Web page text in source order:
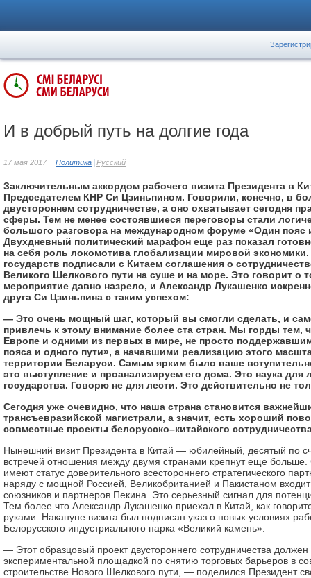
И в добрый путь на долгие года
17 мая 2017 Политика Русский
Заключительным аккордом рабочего визита Президента в
Председателем КНР Си Цзиньпином. Говорили, конечно, в
двустороннем сотрудничестве, а оно охватывает сегодня
сферы. Тем не менее состоявшиеся переговоры стали
большого разговора на международном форуме «Один пояс
Двухдневный политический марафон еще раз показал
на себя роль локомотива глобализации мировой
государств подписали с Китаем соглашения о
Великого Шелкового пути на суше и на море. Это говорит о
мероприятие давно назрело, и Александр Лукашенко
друга Си Цзиньпина с таким успехом:
— Это очень мощный шаг, который вы смогли сделать, и
привлечь к этому внимание более ста стран. Мы горды
Европе и одними из первых в мире, не просто
пояса и одного пути», а начавшими реализацию этого
территории Беларуси. Самым ярким было ваше
это выступление и проанализируем его дома. Это наука для
государства. Говорю не для лести. Это действительно не
Сегодня уже очевидно, что наша страна становится
трансъевразийской магистрали, а значит, есть хороший
совместные проекты белорусско–китайского
Нынешний визит Президента в Китай — юбилейный, десятый по
встречей отношения между двумя странами крепнут еще
имеют статус доверительного всестороннего стратегического
наряду с мощной Россией, Великобританией и Пакистаном
союзников и партнеров Пекина. Это серьезный сигнал для
Тем более что Александр Лукашенко приехал в Китай, как
руками. Накануне визита был подписан указ о новых условиях
Белорусского индустриального парка «Великий камень».
— Этот образцовый проект двустороннего сотрудничества должен
экспериментальной площадкой по снятию торговых барьеров в
строительстве Нового Шелкового пути, — поделился Президент